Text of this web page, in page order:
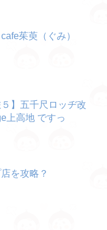
茱萸（ぐみ）
５】五千尺ロッヂ改
上高地 ですっ
を攻略？